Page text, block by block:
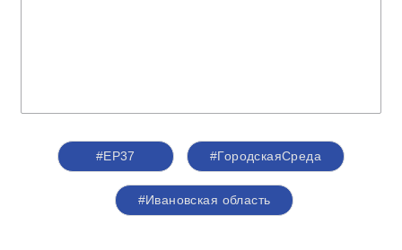
#ЕР37 #ГородскаяСреда
#Ивановская область